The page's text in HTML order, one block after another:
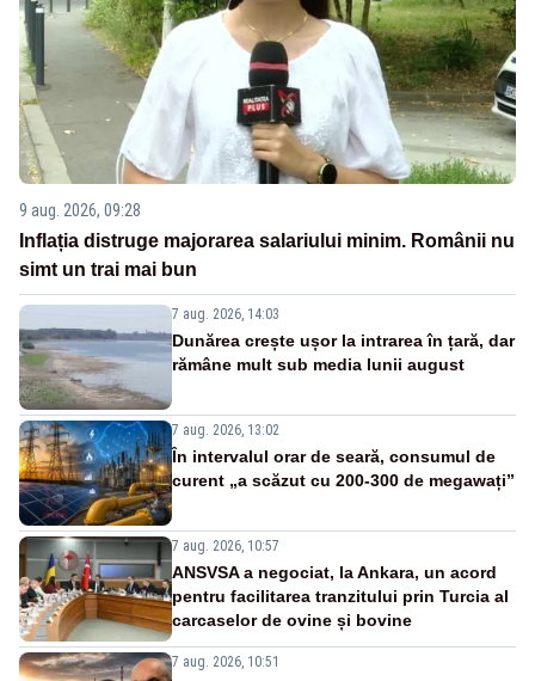
9 aug. 2026, 09:28
Inflația distruge majorarea salariului minim. Românii nu
simt un trai mai bun
7 aug. 2026, 14:03
Dunărea crește ușor la intrarea în țară, dar
rămâne mult sub media lunii august
7 aug. 2026, 13:02
În intervalul orar de seară, consumul de
curent „a scăzut cu 200-300 de megawați”
7 aug. 2026, 10:57
ANSVSA a negociat, la Ankara, un acord
pentru facilitarea tranzitului prin Turcia al
carcaselor de ovine și bovine
7 aug. 2026, 10:51